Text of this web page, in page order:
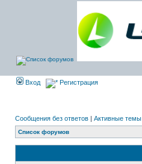
Вход Регистрация
Сообщения без ответов | Активные темы
Список форумов